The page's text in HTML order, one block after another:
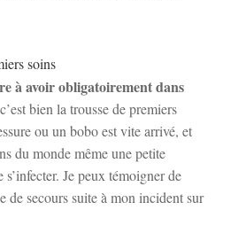
soins
à avoir obligatoirement dans
c’est bien la trousse de premiers
ou un bobo est vite arrivé, et
du monde même une petite
Je peux témoigner de
de secours suite à mon incident sur